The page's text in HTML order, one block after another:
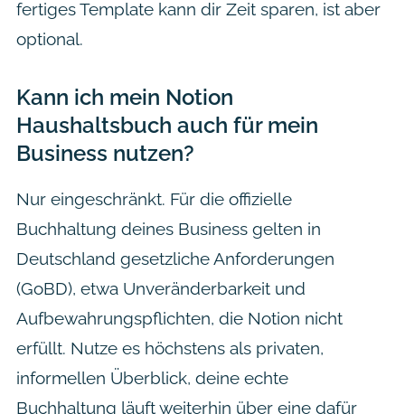
fertiges Template kann dir Zeit sparen, ist aber
optional.
Kann ich mein Notion
Haushaltsbuch auch für mein
Business nutzen?
Nur eingeschränkt. Für die offizielle
Buchhaltung deines Business gelten in
Deutschland gesetzliche Anforderungen
(GoBD), etwa Unveränderbarkeit und
Aufbewahrungspflichten, die Notion nicht
erfüllt. Nutze es höchstens als privaten,
informellen Überblick, deine echte
Buchhaltung läuft weiterhin über eine dafür